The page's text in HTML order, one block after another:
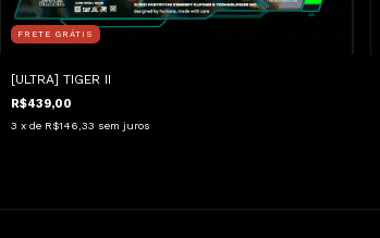
FRETE GRÁTIS
[ULTRA] TIGER II
R$439,00
3 x de R$146,33 sem juros